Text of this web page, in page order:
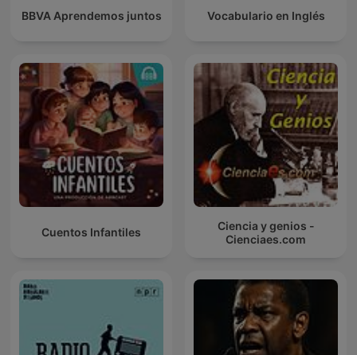
BBVA Aprendemos juntos Vocabulario en Inglés
Cuentos Infantiles
Ciencia y genios -
Cienciaes.com